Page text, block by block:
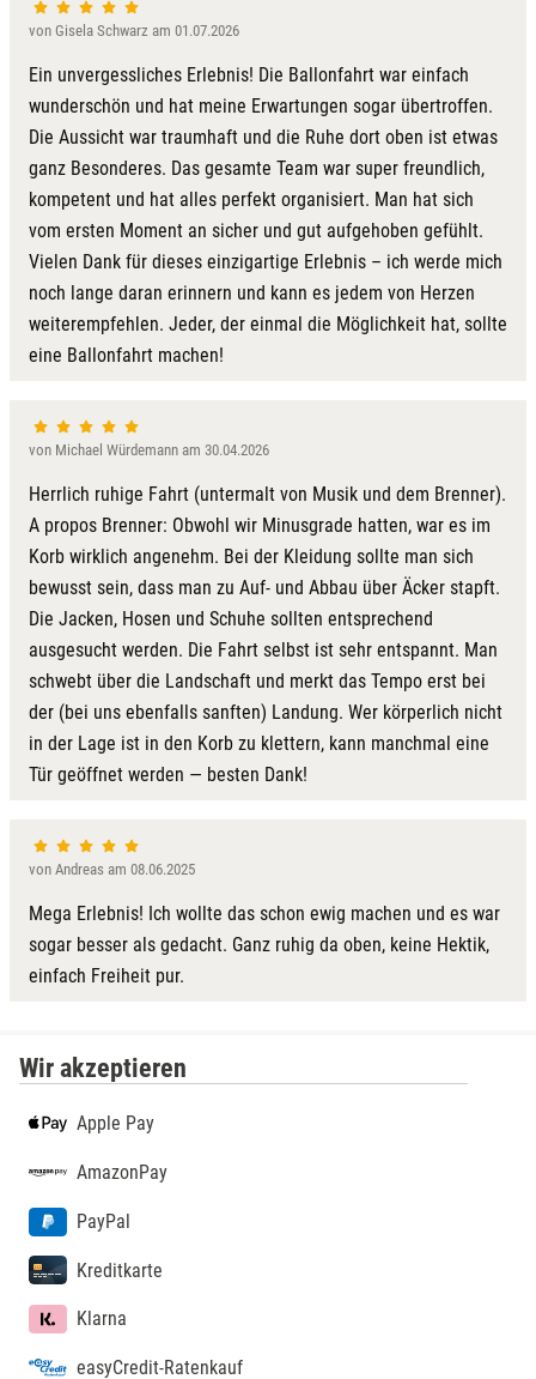
von Gisela Schwarz am 01.07.2026
Ein unvergessliches Erlebnis! Die Ballonfahrt war einfach
wunderschön und hat meine Erwartungen sogar übertroffen.
Die Aussicht war traumhaft und die Ruhe dort oben ist etwas
ganz Besonderes. Das gesamte Team war super freundlich,
kompetent und hat alles perfekt organisiert. Man hat sich
vom ersten Moment an sicher und gut aufgehoben gefühlt.
Vielen Dank für dieses einzigartige Erlebnis – ich werde mich
noch lange daran erinnern und kann es jedem von Herzen
weiterempfehlen. Jeder, der einmal die Möglichkeit hat, sollte
eine Ballonfahrt machen!
von Michael Würdemann am 30.04.2026
Herrlich ruhige Fahrt (untermalt von Musik und dem Brenner).
A propos Brenner: Obwohl wir Minusgrade hatten, war es im
Korb wirklich angenehm. Bei der Kleidung sollte man sich
bewusst sein, dass man zu Auf- und Abbau über Äcker stapft.
Die Jacken, Hosen und Schuhe sollten entsprechend
ausgesucht werden. Die Fahrt selbst ist sehr entspannt. Man
schwebt über die Landschaft und merkt das Tempo erst bei
der (bei uns ebenfalls sanften) Landung. Wer körperlich nicht
in der Lage ist in den Korb zu klettern, kann manchmal eine
Tür geöffnet werden — besten Dank!
von Andreas am 08.06.2025
Mega Erlebnis! Ich wollte das schon ewig machen und es war
sogar besser als gedacht. Ganz ruhig da oben, keine Hektik,
einfach Freiheit pur.
Wir akzeptieren
Apple Pay
AmazonPay
PayPal
Kreditkarte
Klarna
easyCredit-Ratenkauf
Kempten
Kerken
Kiel
Koblenz
Kronach
Kulmbach
Landkreis Rostock
Landshut
Langenselbold
Leipzig
Leutkirch
Ludwigslust-Parchim
Lübeck
Lüchow-Dannenberg
Magdeburg
Main-Kinzig-Kreis
Mainz
Mannheim
Mecklenburgische Seenplatte
Meiningen